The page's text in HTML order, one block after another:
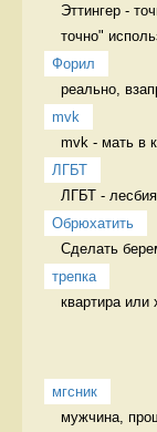
Эттингер -
точно"
Форил
реально,
mvk
mvk - мать в
ЛГБТ
ЛГБТ -
Обрюхатить
Сделать
трепка
квартира или
мгсник
мужчина,